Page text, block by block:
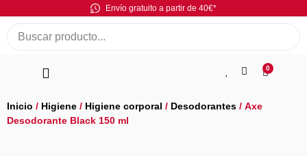
Envío gratuito a partir de 40€*
0
Inicio / Higiene / Higiene corporal / Desodorantes / Axe
Desodorante Black 150 ml